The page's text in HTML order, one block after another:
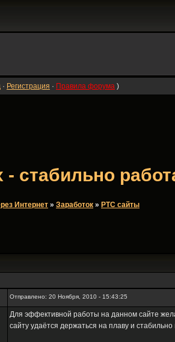
· Регистрация · Правила форума )
- стабильно
Интернет » Заработок » PTC сайты
Отправлено: 20 Ноября, 2010 - 15:43:25
Для эффективной работы на данном сайте
сайту удаётся держаться на плаву и